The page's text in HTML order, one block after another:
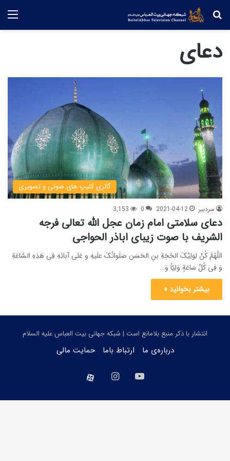
جستجو
دعای
گالری کلیپ های صوتی و تصویری
سردبیر 2021-04-12
0
3,153
دعای سلامتی امام زمان عجل الله تعالی فرجه
الشریف با صوت زیبای اباذر الحواجی
اللَّهُمَّ کُنْ لِوَلِیِّکَ الحُجَةِ بنِ الحَسَن صَلَواتُکَ علَیهِ و عَلی آبائِهِ فِی هَذِهِ السَّاعَةِ
وَ فِی کُلِّ سَاعَةٍ وَلِیّاً وَ…
بیشتر بخوانید »
انتشار با ذکر منبع بلامانع است | شبکه جهانی بیت العباس علیه السلام
درباره‌ی ما ارتباط باما حمایت مالی
یوتیوب اینستاگرام